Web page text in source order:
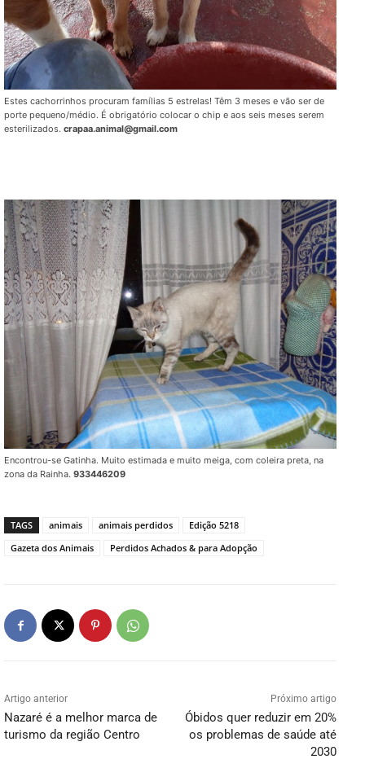
Estes cachorrinhos procuram famílias 5 estrelas! Têm 3 meses e vão ser de
porte pequeno/médio. É obrigatório colocar o chip e aos seis meses serem
esterilizados. crapaa.animal@gmail.com
Encontrou-se Gatinha. Muito estimada e muito meiga, com coleira preta, na
zona da Rainha. 933446209
TAGS animais animais perdidos
Edição 5218
Gazeta dos Animais
Perdidos Achados & para Adopção
Artigo anterior
Nazaré é a melhor marca de
turismo da região Centro
Próximo artigo
Óbidos quer reduzir em 20%
os problemas de saúde até
2030